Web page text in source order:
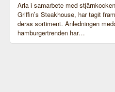
Arla i samarbete med
Griffin’s Steakhouse, har tagit
deras sortiment. Anledningen
hamburgertrenden har…